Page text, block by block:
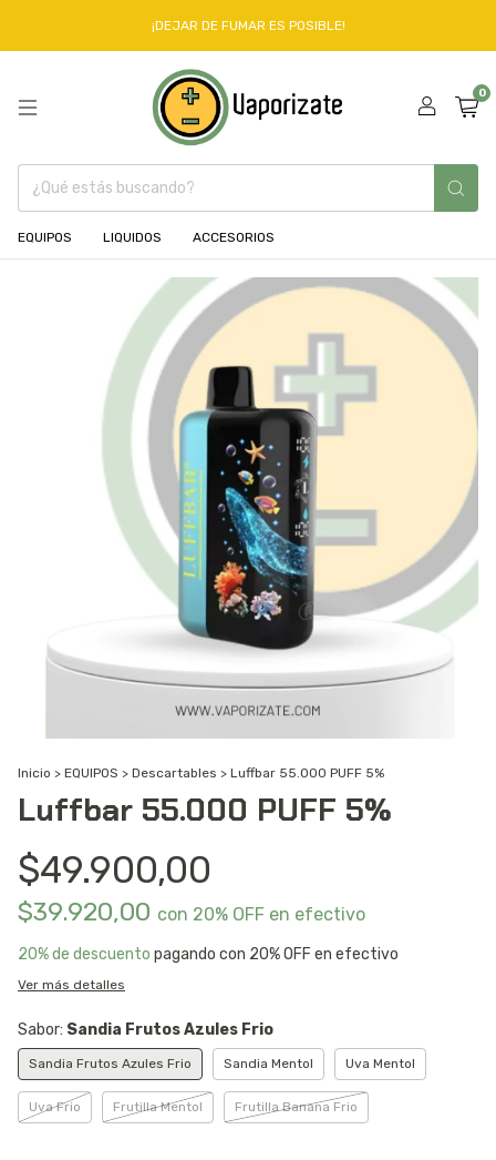
¡DEJAR DE FUMAR ES POSIBLE!
0
EQUIPOS LIQUIDOS ACCESORIOS
Inicio > EQUIPOS > Descartables > Luffbar 55.000 PUFF 5%
Luffbar 55.000 PUFF 5%
$49.900,00
$39.920,00 con 20% OFF en efectivo
20% de descuento pagando con 20% OFF en efectivo
Ver más detalles
Sabor: Sandia Frutos Azules Frio
Sandia Frutos Azules Frio Sandia Mentol Uva Mentol
Uva Frio Frutilla Mentol Frutilla Banana Frio